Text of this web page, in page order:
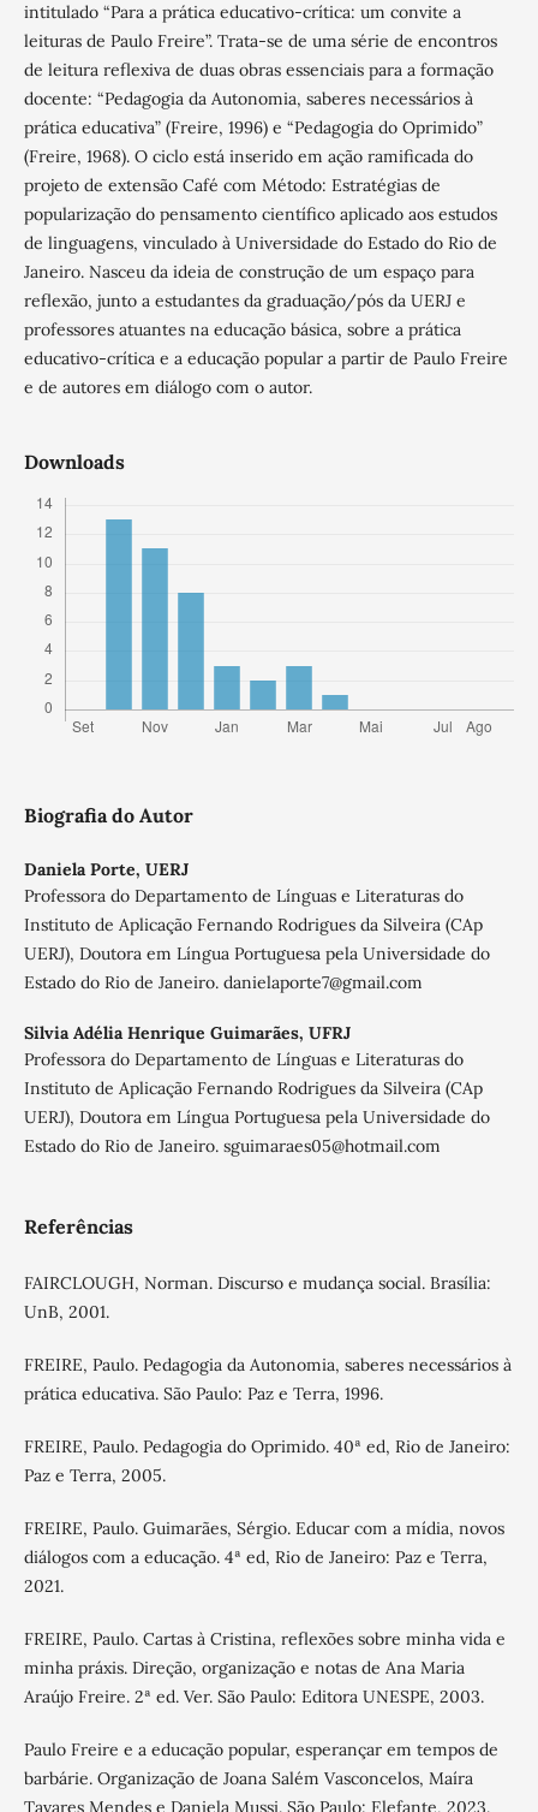
intitulado “Para a prática educativo-crítica: um convite a
leituras de Paulo Freire”. Trata-se de uma série de encontros
de leitura reflexiva de duas obras essenciais para a formação
docente: “Pedagogia da Autonomia, saberes necessários à
prática educativa” (Freire, 1996) e “Pedagogia do Oprimido”
(Freire, 1968). O ciclo está inserido em ação ramificada do
projeto de extensão Café com Método: Estratégias de
popularização do pensamento científico aplicado aos estudos
de linguagens, vinculado à Universidade do Estado do Rio de
Janeiro. Nasceu da ideia de construção de um espaço para
reflexão, junto a estudantes da graduação/pós da UERJ e
professores atuantes na educação básica, sobre a prática
educativo-crítica e a educação popular a partir de Paulo Freire
e de autores em diálogo com o autor.
Downloads
Biografia do Autor
Daniela Porte, UERJ
Professora do Departamento de Línguas e Literaturas do
Instituto de Aplicação Fernando Rodrigues da Silveira (CAp
UERJ), Doutora em Língua Portuguesa pela Universidade do
Estado do Rio de Janeiro. danielaporte7@gmail.com
Silvia Adélia Henrique Guimarães, UFRJ
Professora do Departamento de Línguas e Literaturas do
Instituto de Aplicação Fernando Rodrigues da Silveira (CAp
UERJ), Doutora em Língua Portuguesa pela Universidade do
Estado do Rio de Janeiro. sguimaraes05@hotmail.com
Referências
FAIRCLOUGH, Norman. Discurso e mudança social. Brasília:
UnB, 2001.
FREIRE, Paulo. Pedagogia da Autonomia, saberes necessários à
prática educativa. São Paulo: Paz e Terra, 1996.
FREIRE, Paulo. Pedagogia do Oprimido. 40ª ed, Rio de Janeiro:
Paz e Terra, 2005.
FREIRE, Paulo. Guimarães, Sérgio. Educar com a mídia, novos
diálogos com a educação. 4ª ed, Rio de Janeiro: Paz e Terra,
2021.
FREIRE, Paulo. Cartas à Cristina, reflexões sobre minha vida e
minha práxis. Direção, organização e notas de Ana Maria
Araújo Freire. 2ª ed. Ver. São Paulo: Editora UNESPE, 2003.
Paulo Freire e a educação popular, esperançar em tempos de
barbárie. Organização de Joana Salém Vasconcelos, Maíra
Tavares Mendes e Daniela Mussi. São Paulo: Elefante, 2023.